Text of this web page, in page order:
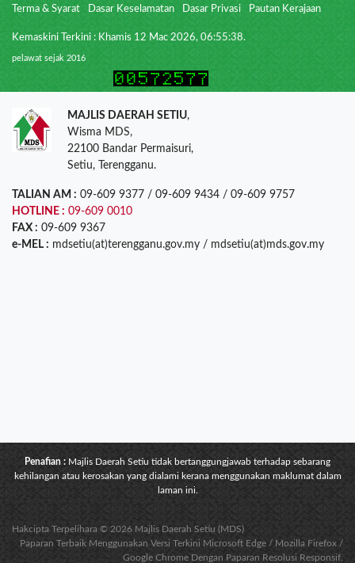
Terma & Syarat Dasar Keselamatan Dasar Privasi Pautan Kerajaan
Kemaskini Terkini : Khamis 12 Mac 2026, 06:55:38.
pelawat sejak 2016
MAJLIS DAERAH SETIU,
Wisma MDS,
22100 Bandar Permaisuri,
Setiu, Terengganu.
TALIAN AM : 09-609 9377 / 09-609 9434 / 09-609 9757
HOTLINE : 09-609 0010
FAX : 09-609 9367
e-MEL : mdsetiu(at)terengganu.gov.my / mdsetiu(at)mds.gov.my
Penafian : Majlis Daerah Setiu tidak bertanggungjawab terhadap sebarang
kehilangan atau kerosakan yang dialami kerana menggunakan maklumat dalam
laman ini.
Hakcipta Terpelihara © 2026 Majlis Daerah Setiu (MDS)
Paparan Terbaik Menggunakan Versi Terkini Microsoft Edge / Mozilla Firefox /
Google Chrome Dengan Paparan Resolusi Responsif.